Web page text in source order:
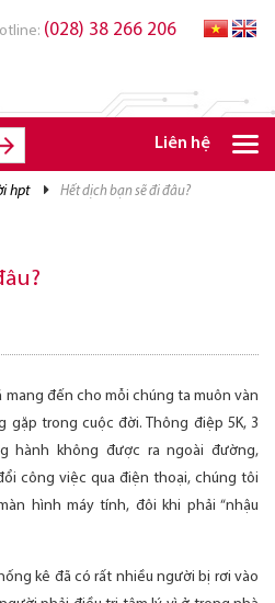
(028) 38 266 206
Liên hệ
hpt hết dịch bạn sẽ đi đâu?
mang đến cho mỗi chúng ta muôn vàn
gặp trong cuộc đời. Thông điệp 5K, 3
hành không được ra ngoài đường,
công việc qua điện thoại, chúng tôi
hình máy tính, đôi khi phải “nhậu
kê đã có rất nhiều người bị rơi vào